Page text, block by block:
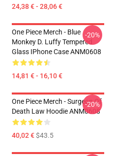
24,38 € - 28,06 €
One Piece Merch - Blue
Monkey D. Luffy Tempered
Glass IPhone Case ANM0608
14,81 € - 16,10 €
-20%
One Piece Merch - Surgeon Of
Death Law Hoodie ANM0608
40,02 €$43.5
-20%